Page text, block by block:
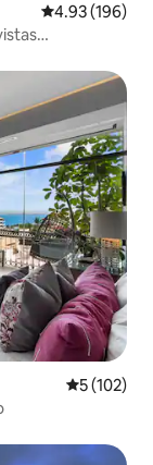
Calificación
4.93 (196)
5 (102)